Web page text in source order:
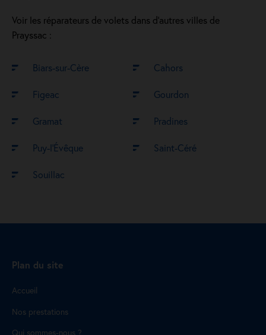
Voir les réparateurs de volets dans d’autres villes de
Prayssac :
Biars-sur-Cère Cahors
Figeac Gourdon
Gramat Pradines
Puy-l’Évêque Saint-Céré
Souillac
Plan du site
Accueil
Nos prestations
Qui sommes-nous ?